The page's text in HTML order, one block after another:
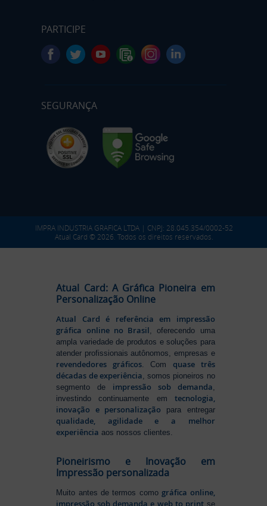
PARTICIPE
SEGURANÇA
IMPRA INDUSTRIA GRAFICA LTDA | CNPJ: 28.045.354/0002-52
Atual Card © 2026. Todos os direitos reservados.
Atual Card: A Gráfica Pioneira em
Personalização Online
Atual Card é referência em impressão
gráfica online no Brasil , oferecendo uma
ampla variedade de produtos e soluções para
atender profissionais autônomos, empresas e
revendedores gráficos. Comquase três
décadas de experiência , somos pioneiros no
segmento de impressão sob demanda
investindo continuamente em tecnologia,
inovação e personalização para entregar
qualidade, agilidade e a melhor
experiência aos nossos clientes.
Pioneirismo e Inovação em
Impressão personalizada
Muito antes de termos como gráfica online,
impressão sob demanda e web to printse